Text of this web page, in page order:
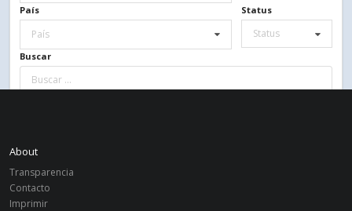
País
País
Status
Status
Buscar
About
Transparencia
Contacto
Imprimir